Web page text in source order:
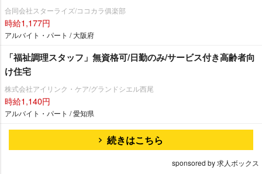
合同会社スターライズ/ココカラ俱楽部
時給1,177円
アルバイト・パート / 大阪府
「福祉調理スタッフ」無資格可/日勤のみ/サービス付き高齢者向
け住宅
株式会社アイリンク・ケア/グランドシエル西尾
時給1,140円
アルバイト・パート / 愛知県
続きはこちら
sponsored by 求人ボックス